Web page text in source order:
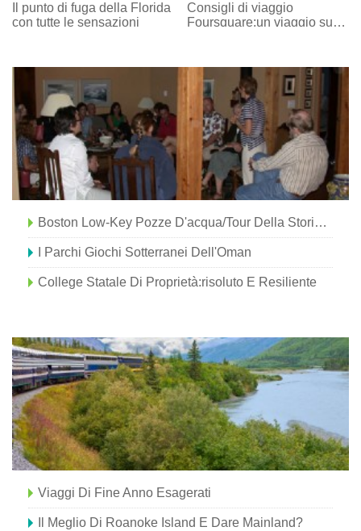
Il punto di fuga della Florida
con tutte le sensazioni
Consigli di viaggio
Foursquare:un viaggio su
Boston Low-Key Pozze D'acqua/tour Della Storia [Mappa]
I Parchi Giochi Sotterranei Dell'Oman
College Statale Di Proprietà:risoluto E Resiliente
Viaggi Di Fine Anno Esagerati
Il Meglio Di Roanoke Island E Dare Mainland?